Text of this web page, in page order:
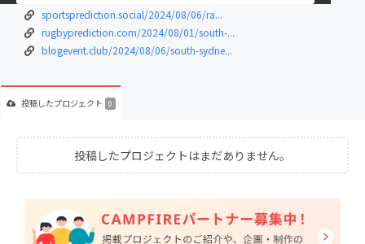
sportsprediction.social/2024/08/06/ra...
rugbyprediction.com/2024/08/01/south-...
blogevent.club/2024/08/06/south-sydne...
投稿したプロジェクト 0
投稿したプロジェクトはまだありません。